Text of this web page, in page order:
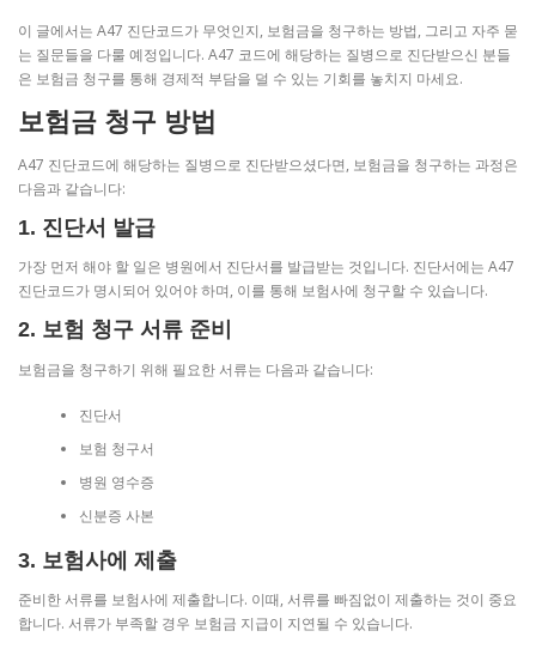
이 글에서는 A47 진단코드가 무엇인지, 보험금을 청구하는 방법, 그리고 자주 묻
는 질문들을 다룰 예정입니다. A47 코드에 해당하는 질병으로 진단받으신 분들
은 보험금 청구를 통해 경제적 부담을 덜 수 있는 기회를 놓치지 마세요.
보험금 청구 방법
A47 진단코드에 해당하는 질병으로 진단받으셨다면, 보험금을 청구하는 과정은
다음과 같습니다:
1. 진단서 발급
가장 먼저 해야 할 일은 병원에서 진단서를 발급받는 것입니다. 진단서에는 A47
진단코드가 명시되어 있어야 하며, 이를 통해 보험사에 청구할 수 있습니다.
2. 보험 청구 서류 준비
보험금을 청구하기 위해 필요한 서류는 다음과 같습니다:
진단서
보험 청구서
병원 영수증
신분증 사본
3. 보험사에 제출
준비한 서류를 보험사에 제출합니다. 이때, 서류를 빠짐없이 제출하는 것이 중요
합니다. 서류가 부족할 경우 보험금 지급이 지연될 수 있습니다.